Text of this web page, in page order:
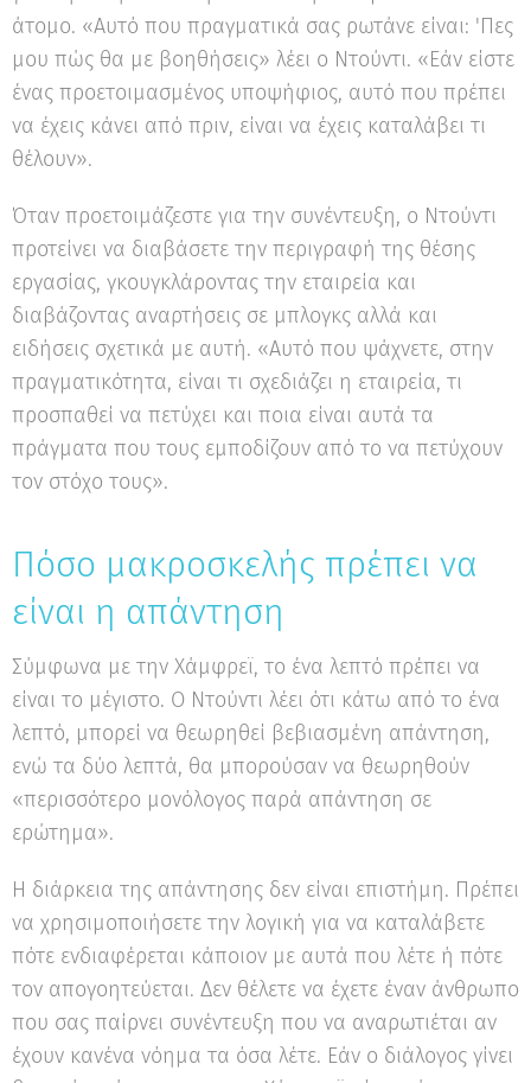
άτομο. «Αυτό που πραγματικά σας ρωτάνε είναι: 'Πες
μου πώς θα με βοηθήσεις» λέει ο Ντούντι. «Εάν είστε
ένας προετοιμασμένος υποψήφιος, αυτό που πρέπει
να έχεις κάνει από πριν, είναι να έχεις καταλάβει τι
θέλουν».
Όταν προετοιμάζεστε για την συνέντευξη, ο Ντούντι
προτείνει να διαβάσετε την περιγραφή της θέσης
εργασίας, γκουγκλάροντας την εταιρεία και
διαβάζοντας αναρτήσεις σε μπλογκς αλλά και
ειδήσεις σχετικά με αυτή. «Αυτό που ψάχνετε, στην
πραγματικότητα, είναι τι σχεδιάζει η εταιρεία, τι
προσπαθεί να πετύχει και ποια είναι αυτά τα
πράγματα που τους εμποδίζουν από το να πετύχουν
τον στόχο τους».
Πόσο μακροσκελής πρέπει να
είναι η απάντηση
Σύμφωνα με την Χάμφρεϊ, το ένα λεπτό πρέπει να
είναι το μέγιστο. Ο Ντούντι λέει ότι κάτω από το ένα
λεπτό, μπορεί να θεωρηθεί βεβιασμένη απάντηση,
ενώ τα δύο λεπτά, θα μπορούσαν να θεωρηθούν
«περισσότερο μονόλογος παρά απάντηση σε
ερώτημα».
Η διάρκεια της απάντησης δεν είναι επιστήμη. Πρέπει
να χρησιμοποιήσετε την λογική για να καταλάβετε
πότε ενδιαφέρεται κάποιον με αυτά που λέτε ή πότε
τον απογοητεύεται. Δεν θέλετε να έχετε έναν άνθρωπο
που σας παίρνει συνέντευξη που να αναρωτιέται αν
έχουν κανένα νόημα τα όσα λέτε. Εάν ο διάλογος γίνει